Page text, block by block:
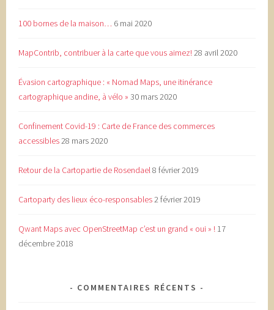
100 bornes de la maison… 6 mai 2020
MapContrib, contribuer à la carte que vous aimez!28 avril 2020
Évasion cartographique : « Nomad Maps, une itinérance
cartographique andine, à vélo » 30 mars 2020
Confinement Covid-19 : Carte de France des commerces
accessibles28 mars 2020
Retour de la Cartopartie de Rosendael8 février 2019
Cartoparty des lieux éco-responsables2 février 2019
Qwant Maps avec OpenStreetMap c’est un grand « oui » ! 17
décembre 2018
COMMENTAIRES RÉCENTS